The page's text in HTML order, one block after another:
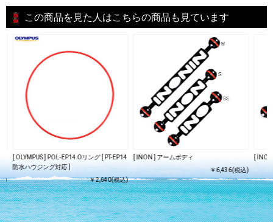
この商品を見た人はこちらの商品も見ています
)
[ OLYMPUS ] POL-EP14 Oリング [ PT-EP14
防水ハウジング対応 ]
￥2,640(税込)
[ INON ] アームボディ
￥6,436(税込)
[